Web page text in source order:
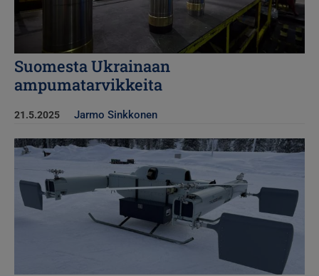
Suomesta Ukrainaan
ampumatarvikkeita
21.5.2025 Jarmo Sinkkonen
Kuva